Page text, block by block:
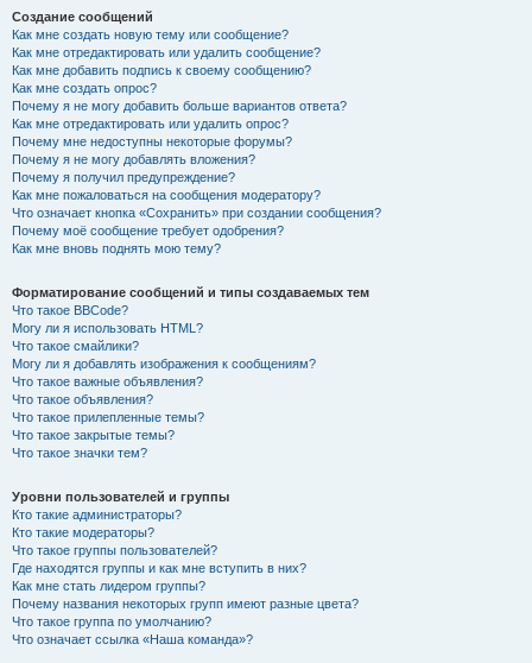
Создание сообщений
Как мне создать новую тему или сообщение?
Как мне отредактировать или удалить сообщение?
Как мне добавить подпись к своему сообщению?
Как мне создать опрос?
Почему я не могу добавить больше вариантов ответа?
Как мне отредактировать или удалить опрос?
Почему мне недоступны некоторые форумы?
Почему я не могу добавлять вложения?
Почему я получил предупреждение?
Как мне пожаловаться на сообщения модератору?
Что означает кнопка «Сохранить» при создании сообщения?
Почему моё сообщение требует одобрения?
Как мне вновь поднять мою тему?
Форматирование сообщений и типы создаваемых тем
Что такое BBCode?
Могу ли я использовать HTML?
Что такое смайлики?
Могу ли я добавлять изображения к сообщениям?
Что такое важные объявления?
Что такое объявления?
Что такое прилепленные темы?
Что такое закрытые темы?
Что такое значки тем?
Уровни пользователей и группы
Кто такие администраторы?
Кто такие модераторы?
Что такое группы пользователей?
Где находятся группы и как мне вступить в них?
Как мне стать лидером группы?
Почему названия некоторых групп имеют разные цвета?
Что такое группа по умолчанию?
Что означает ссылка «Наша команда»?